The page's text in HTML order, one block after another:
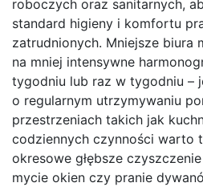
roboczych oraz sanitarnych,
standard higieny i komfortu
zatrudnionych. Mniejsze biura
na mniej intensywne
tygodniu lub raz w tygodniu –
o regularnym utrzymywaniu
przestrzeniach takich jak
codziennych czynności warto
okresowe głębsze
mycie okien czy pranie